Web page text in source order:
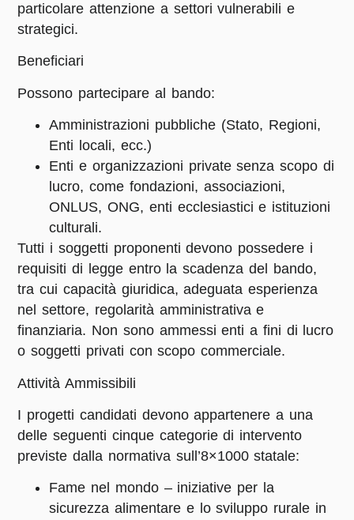
particolare attenzione a settori vulnerabili e
strategici.
Beneficiari
Possono partecipare al bando:
Amministrazioni pubbliche (Stato, Regioni,
Enti locali, ecc.)
Enti e organizzazioni private senza scopo di
lucro, come fondazioni, associazioni,
ONLUS, ONG, enti ecclesiastici e istituzioni
culturali.
Tutti i soggetti proponenti devono possedere i
requisiti di legge entro la scadenza del bando,
tra cui capacità giuridica, adeguata esperienza
nel settore, regolarità amministrativa e
finanziaria. Non sono ammessi enti a fini di lucro
o soggetti privati con scopo commerciale.
Attività Ammissibili
I progetti candidati devono appartenere a una
delle seguenti cinque categorie di intervento
previste dalla normativa sull’8×1000 statale:
Fame nel mondo – iniziative per la
sicurezza alimentare e lo sviluppo rurale in